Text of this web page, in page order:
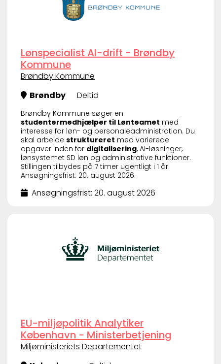
Lønspecialist AI-drift - Brøndby
Kommune
Brøndby Kommune
Brøndby
Deltid
Brøndby Kommune søger en
studentermedhjælper til Lønteamet med
interesse for løn- og personaleadministration. Du
skal arbejde struktureret med varierede
opgaver inden for digitalisering, AI-løsninger,
lønsystemet SD løn og administrative funktioner.
Stillingen tilbydes på 7 timer ugentligt i 1 år.
Ansøgningsfrist: 20. august 2026.
Ansøgningsfrist: 20. august 2026
EU-miljøpolitik Analytiker
København - Ministerbetjening
Miljøministeriets Departementet